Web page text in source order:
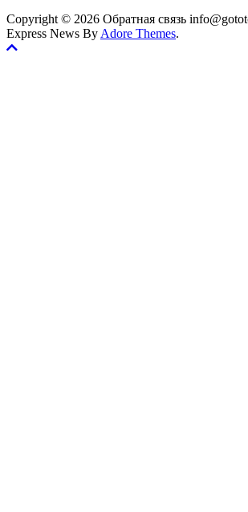
Copyright © 2026 Обратная связь
Express News By Adore Themes.